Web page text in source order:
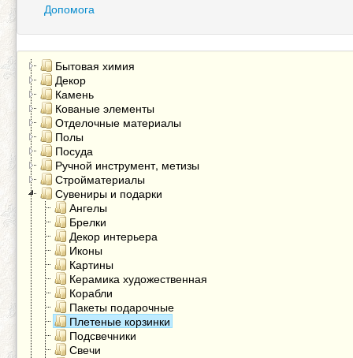
Допомога
Бытовая химия
Декор
Камень
Кованые элементы
Отделочные материалы
Полы
Посуда
Ручной инструмент, метизы
Стройматериалы
Сувениры и подарки
Ангелы
Брелки
Декор интерьера
Иконы
Картины
Керамика художественная
Корабли
Пакеты подарочные
Плетеные корзинки
Подсвечники
Свечи